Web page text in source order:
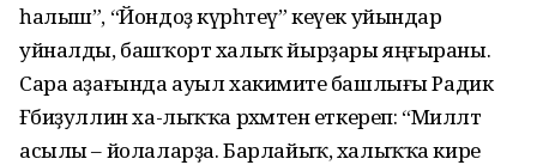
һалыш”, “Йондоҙ күрһәтеү” кеүек уйындар
уйналды, башҡорт халыҡ йырҙары яңғыраны.
Сара аҙағында ауыл хакимиәте башлығы Радик
Ғәбиҙуллин ха-лыҡҡа рәхмәтен еткереп: “Милләт
асылы – йолаларҙа. Барлайыҡ, халыҡҡа кире